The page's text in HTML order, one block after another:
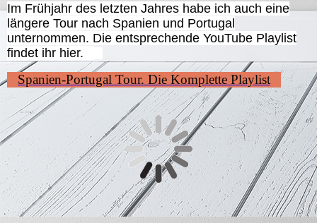
Im Frühjahr des letzten Jahres habe ich auch eine
längere Tour nach Spanien und Portugal
unternommen. Die entsprechende YouTube Playlist
findet ihr hier.
Spanien-Portugal Tour. Die Komplette Playlist